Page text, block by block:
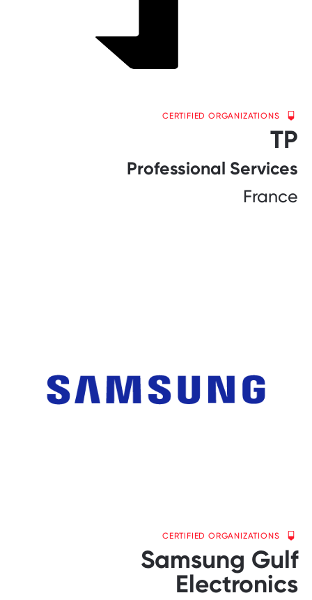
CERTIFIED ORGANIZATIONS
TP
Professional Services
France
CERTIFIED ORGANIZATIONS
Samsung Gulf
Electronics